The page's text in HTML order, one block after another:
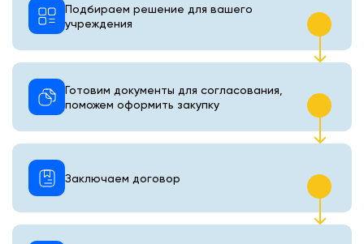
Подбираем решение для вашего
учреждения
Готовим документы для согласования,
поможем оформить закупку
Заключаем договор